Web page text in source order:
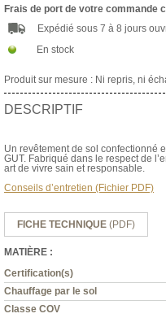
Frais de port de votre commande
Expédié sous 7 à 8 jours
En stock
Produit sur mesure : Ni repris, ni
DESCRIPTIF
Un revêtement de sol confectionné
GUT. Fabriqué dans le respect de
art de vivre sain et responsable.
Conseils d’entretien (Fichier PDF)
FICHE TECHNIQUE (PDF)
MATIÈRE :
Certification(s)
Chauffage par le sol
Classe COV